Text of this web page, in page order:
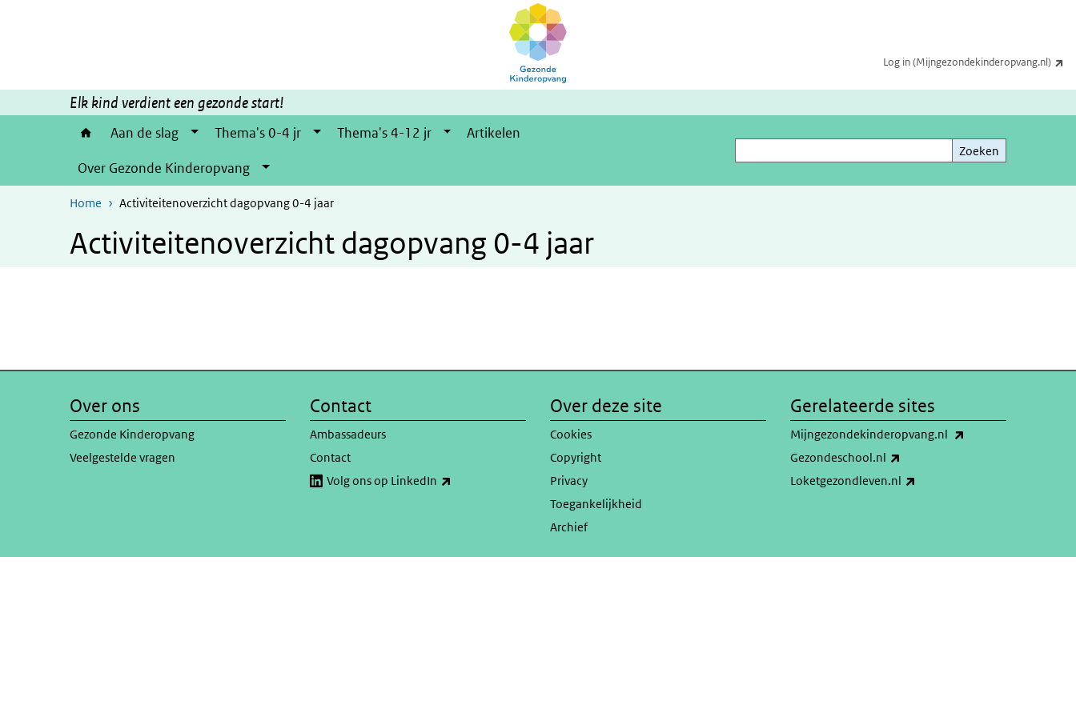
Log in (Mijngezondekinderopvang.nl)
Elk kind verdient een gezonde start!
Aan de slag Thema's 0-4 jr Thema's 4-12 jr
Artikelen
Over Gezonde Kinderopvang
Zoeken
Zoeken
Home Activiteitenoverzicht dagopvang 0-4 jaar
Activiteitenoverzicht dagopvang 0-4 jaar
Over ons
Gezonde Kinderopvang
Veelgestelde vragen
Contact
Ambassadeurs
Contact
Volg ons op LinkedIn
Over deze site
Cookies
Copyright
Privacy
Toegankelijkheid
Archief
Gerelateerde sites
Mijngezondekinderopvang.nl
Gezondeschool.nl
Loketgezondleven.nl